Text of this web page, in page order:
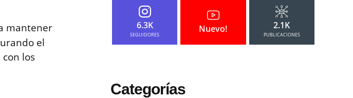
mantener
el
los
6.3K
SEGUIDORES
Nuevo! 2.1K
PUBLICACIONES
Categorías